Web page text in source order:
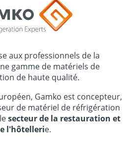
aux professionnels de la
gamme de matériels de
de haute qualité.
Gamko est concepteur,
de matériel de réfrigération
secteur de la restauration et
l'hôtellerie.